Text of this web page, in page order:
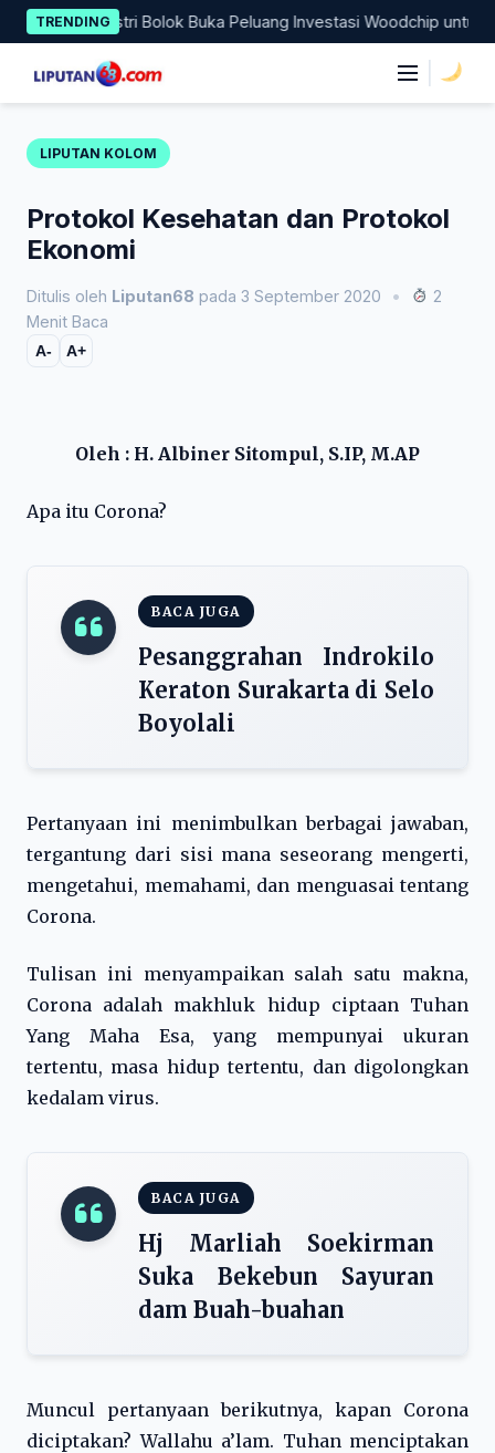
Skip
to
content
TRENDING
Industri Bolok Buka Peluang Investasi Woodchip untuk
LIPUTAN KOLOM
Protokol Kesehatan dan Protokol
Ekonomi
Ditulis oleh Liputan68 pada 3 September 2020 •
2
Menit Baca
A- A+
Oleh : H. Albiner Sitompul, S.IP, M.AP
Apa itu Corona?
BACA JUGA
Pesanggrahan Indrokilo
Keraton Surakarta di Selo
Boyolali
Pertanyaan ini menimbulkan berbagai jawaban,
tergantung dari sisi mana seseorang mengerti,
mengetahui, memahami, dan menguasai tentang
Corona.
Tulisan ini menyampaikan salah satu makna,
Corona adalah makhluk hidup ciptaan Tuhan
Yang Maha Esa, yang mempunyai ukuran
tertentu, masa hidup tertentu, dan digolongkan
kedalam virus.
BACA JUGA
Hj Marliah Soekirman
Suka Bekebun Sayuran
dam Buah-buahan
Muncul pertanyaan berikutnya, kapan Corona
diciptakan? Wallahu a’lam. Tuhan menciptakan